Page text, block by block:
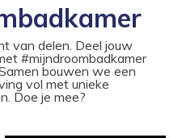
van delen. Deel jouw
#mijndroombadkamer
bouwen we een
vol met unieke
Doe je mee?